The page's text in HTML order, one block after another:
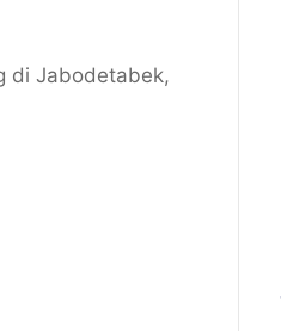
di Jabodetabek,